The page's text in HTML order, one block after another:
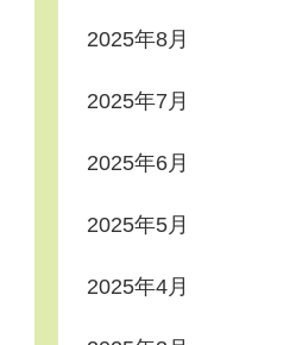
2025年8月
2025年7月
2025年6月
2025年5月
2025年4月